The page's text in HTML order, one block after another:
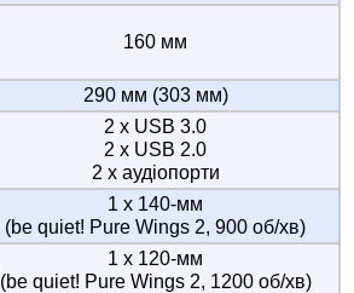
160 мм
290 мм (303 мм)
2 x USB 3.0
2 x USB 2.0
2 х аудіопорти
1 х 140-мм
(be quiet! Pure Wings 2, 900 об/хв)
1 х 120-мм
(be quiet! Pure Wings 2, 1200 об/хв)